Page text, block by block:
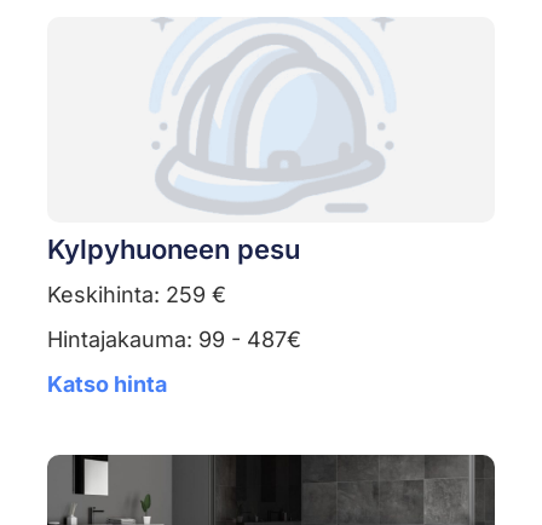
Kylpyhuoneen pesu
Keskihinta: 259 €
Hintajakauma: 99 - 487€
Katso hinta